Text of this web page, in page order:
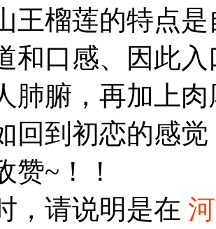
王榴莲的特点
和口感、因此
肺腑，再加上
回到初恋的感
赞~！！
，请说明是在